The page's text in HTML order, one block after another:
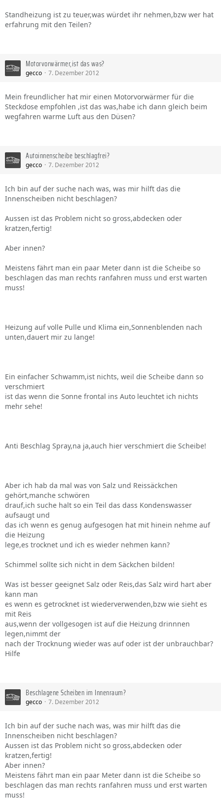
Standheizung ist zu teuer,was würdet ihr nehmen,bzw wer hat
erfahrung mit den Teilen?
Motorvorwärmer,ist das was?
gecco 7. Dezember 2012
Mein freundlicher hat mir einen Motorvorwärmer für die
Steckdose empfohlen ,ist das was,habe ich dann gleich beim
wegfahren warme Luft aus den Düsen?
Autoinnenscheibe beschlagfrei?
gecco 7. Dezember 2012
Ich bin auf der suche nach was, was mir hilft das die
Innenscheiben nicht beschlagen?
Aussen ist das Problem nicht so gross,abdecken oder
kratzen,fertig!
Aber innen?
Meistens fährt man ein paar Meter dann ist die Scheibe so
beschlagen das man rechts ranfahren muss und erst warten
muss!
Heizung auf volle Pulle und Klima ein,Sonnenblenden nach
unten,dauert mir zu lange!
Ein einfacher Schwamm,ist nichts, weil die Scheibe dann so
verschmiert
ist das wenn die Sonne frontal ins Auto leuchtet ich nichts
mehr sehe!
Anti Beschlag Spray,na ja,auch hier verschmiert die Scheibe!
Aber ich hab da mal was von Salz und Reissäckchen
gehört,manche schwören
drauf,ich suche halt so ein Teil das dass Kondenswasser
aufsaugt und
das ich wenn es genug aufgesogen hat mit hinein nehme auf
die Heizung
lege,es trocknet und ich es wieder nehmen kann?
Schimmel sollte sich nicht in dem Säckchen bilden!
Was ist besser geeignet Salz oder Reis,das Salz wird hart aber
kann man
es wenn es getrocknet ist wiederverwenden,bzw wie sieht es
mit Reis
aus,wenn der vollgesogen ist auf die Heizung drinnnen
legen,nimmt der
nach der Trocknung wieder was auf oder ist der unbrauchbar?
Hilfe
Beschlagene Scheiben im Innenraum?
gecco 7. Dezember 2012
Ich bin auf der suche nach was, was mir hilft das die
Innenscheiben nicht beschlagen?
Aussen ist das Problem nicht so gross,abdecken oder
kratzen,fertig!
Aber innen?
Meistens fährt man ein paar Meter dann ist die Scheibe so
beschlagen das man rechts ranfahren muss und erst warten
muss!